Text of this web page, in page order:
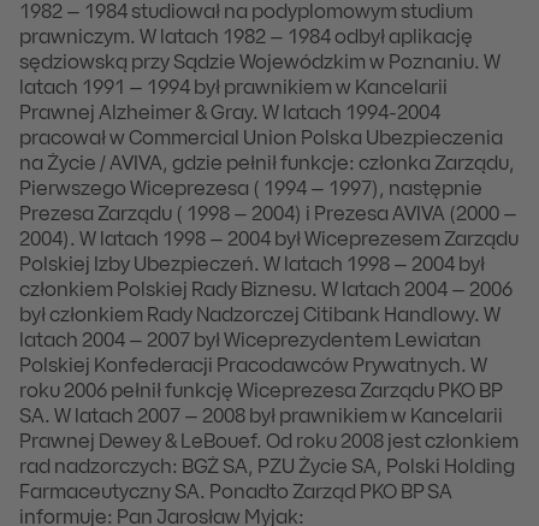
1982 – 1984 studiował na podyplomowym studium
prawniczym. W latach 1982 – 1984 odbył aplikację
sędziowską przy Sądzie Wojewódzkim w Poznaniu. W
latach 1991 – 1994 był prawnikiem w Kancelarii
Prawnej Alzheimer & Gray. W latach 1994-2004
pracował w Commercial Union Polska Ubezpieczenia
na Życie / AVIVA, gdzie pełnił funkcje: członka Zarządu,
Pierwszego Wiceprezesa ( 1994 – 1997), następnie
Prezesa Zarządu ( 1998 – 2004) i Prezesa AVIVA (2000 –
2004). W latach 1998 – 2004 był Wiceprezesem Zarządu
Polskiej Izby Ubezpieczeń. W latach 1998 – 2004 był
członkiem Polskiej Rady Biznesu. W latach 2004 – 2006
był członkiem Rady Nadzorczej Citibank Handlowy. W
latach 2004 – 2007 był Wiceprezydentem Lewiatan
Polskiej Konfederacji Pracodawców Prywatnych. W
roku 2006 pełnił funkcję Wiceprezesa Zarządu PKO BP
SA. W latach 2007 – 2008 był prawnikiem w Kancelarii
Prawnej Dewey & LeBouef. Od roku 2008 jest członkiem
rad nadzorczych: BGŻ SA, PZU Życie SA, Polski Holding
Farmaceutyczny SA. Ponadto Zarząd PKO BP SA
informuje: Pan Jarosław Myjak: